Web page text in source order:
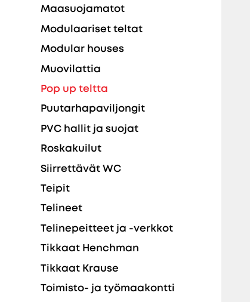
Maasuojamatot
Modulaariset teltat
Modular houses
Muovilattia
Pop up teltta
Puutarhapaviljongit
PVC hallit ja suojat
Roskakuilut
Siirrettävät WC
Teipit
Telineet
Telinepeitteet ja -verkkot
Tikkaat Henchman
Tikkaat Krause
Toimisto- ja työmaakontti